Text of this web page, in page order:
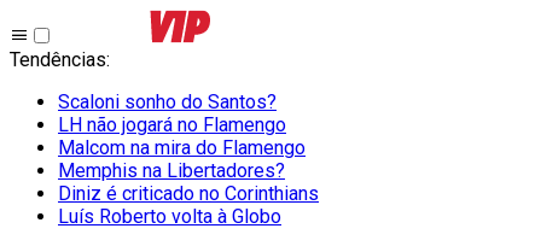
Tendências:
Scaloni sonho do Santos?
LH não jogará no Flamengo
Malcom na mira do Flamengo
Memphis na Libertadores?
Diniz é criticado no Corinthians
Luís Roberto volta à Globo